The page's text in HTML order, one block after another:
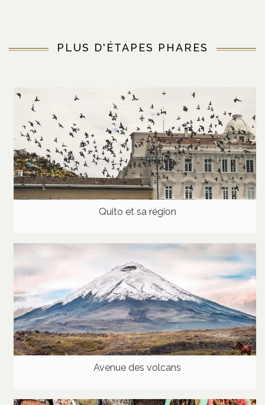
PLUS D'ÉTAPES PHARES
Quito et sa région
Avenue des volcans